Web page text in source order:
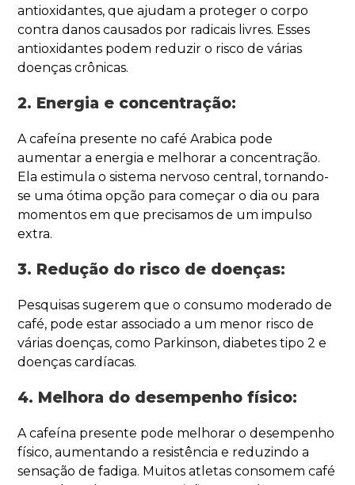
antioxidantes, que ajudam a proteger o corpo
contra danos causados por radicais livres. Esses
antioxidantes podem reduzir o risco de várias
doenças crônicas.
2. Energia e concentração:
A cafeína presente no café Arabica pode
aumentar a energia e melhorar a concentração.
Ela estimula o sistema nervoso central, tornando-
se uma ótima opção para começar o dia ou para
momentos em que precisamos de um impulso
extra.
3. Redução do risco de doenças:
Pesquisas sugerem que o consumo moderado de
café, pode estar associado a um menor risco de
várias doenças, como Parkinson, diabetes tipo 2 e
doenças cardíacas.
4. Melhora do desempenho físico:
A cafeína presente pode melhorar o desempenho
físico, aumentando a resistência e reduzindo a
sensação de fadiga. Muitos atletas consomem café